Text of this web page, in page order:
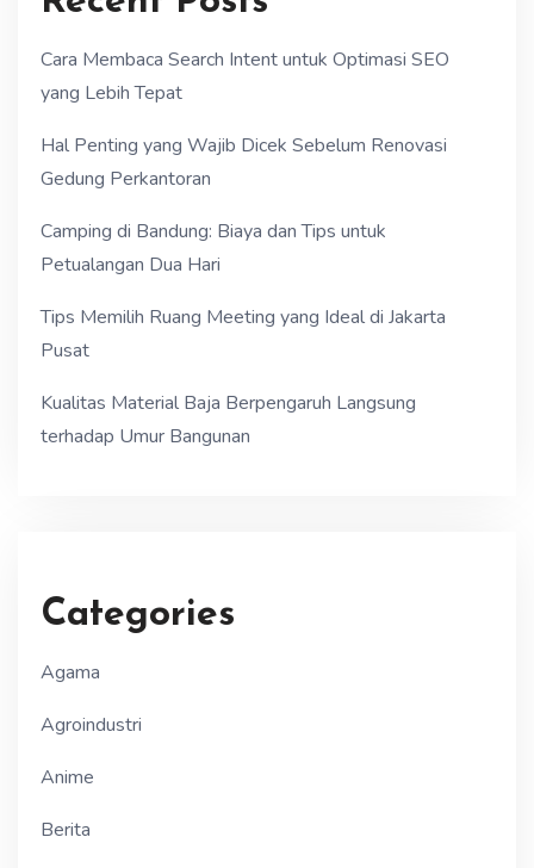
Cara Membaca Search Intent untuk Optimasi SEO
yang Lebih Tepat
Hal Penting yang Wajib Dicek Sebelum Renovasi
Gedung Perkantoran
Camping di Bandung: Biaya dan Tips untuk
Petualangan Dua Hari
Tips Memilih Ruang Meeting yang Ideal di Jakarta
Pusat
Kualitas Material Baja Berpengaruh Langsung
terhadap Umur Bangunan
Categories
Agama
Agroindustri
Anime
Berita